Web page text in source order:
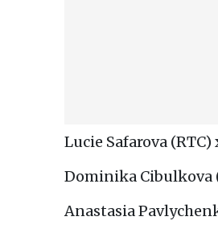
Lucie Safarova
Dominika Cibulkova
Anastasia